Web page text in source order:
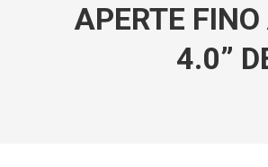
APERTE
4.0”